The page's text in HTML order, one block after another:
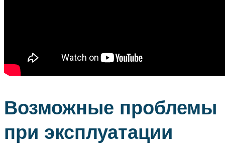
Возможные проблемы
при эксплуатации